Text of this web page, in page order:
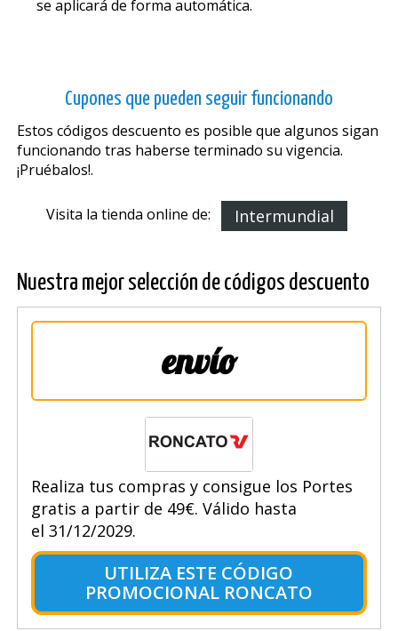
se aplicará de forma automática.
Cupones que pueden seguir funcionando
Estos códigos descuento es posible que algunos sigan
funcionando tras haberse terminado su vigencia.
¡Pruébalos!.
Visita la tienda online de: Intermundial
Nuestra mejor selección de códigos descuento
envío
Realiza tus compras y consigue los Portes
gratis a partir de 49€. Válido hasta
el 31/12/2029.
UTILIZA ESTE CÓDIGO
PROMOCIONAL RONCATO